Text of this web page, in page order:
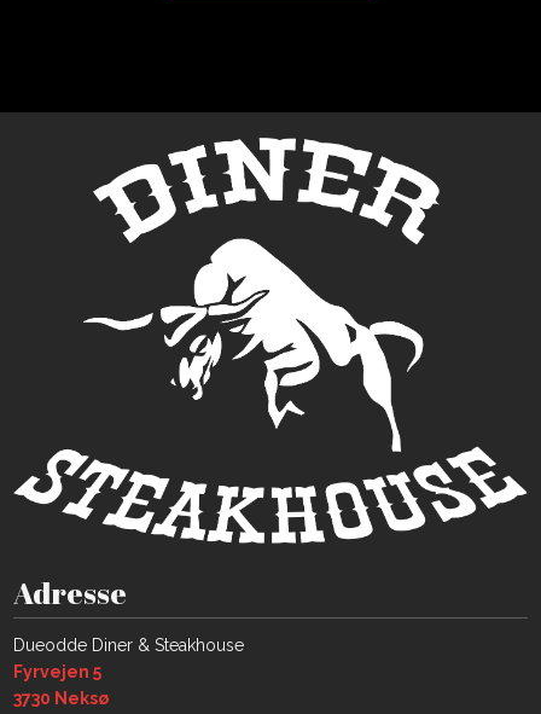
Adresse
​Dueodde Diner & Steakhouse
Fyrvejen 5
​3730 Neksø​​